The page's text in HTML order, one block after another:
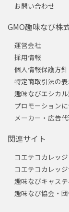
お問い合わせ
GMO趣味なび株
運営会社
採用情報
個人情報保護方針
特定商取引法の
趣味なびエシカ
プロモーション
メーカー・広告
関連サイト
コエテコカレッジ
コエテコカレッ
趣味なびキャス
趣味なび協会・